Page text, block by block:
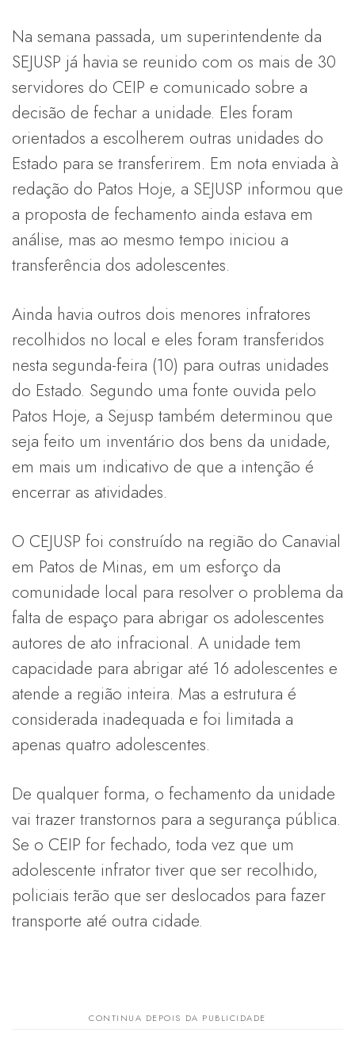
Na semana passada, um superintendente da
SEJUSP já havia se reunido com os mais de 30
servidores do CEIP e comunicado sobre a
decisão de fechar a unidade. Eles foram
orientados a escolherem outras unidades do
Estado para se transferirem. Em nota enviada à
redação do Patos Hoje, a SEJUSP informou que
a proposta de fechamento ainda estava em
análise, mas ao mesmo tempo iniciou a
transferência dos adolescentes.
Ainda havia outros dois menores infratores
recolhidos no local e eles foram transferidos
nesta segunda-feira (10) para outras unidades
do Estado. Segundo uma fonte ouvida pelo
Patos Hoje, a Sejusp também determinou que
seja feito um inventário dos bens da unidade,
em mais um indicativo de que a intenção é
encerrar as atividades.
O CEJUSP foi construído na região do Canavial
em Patos de Minas, em um esforço da
comunidade local para resolver o problema da
falta de espaço para abrigar os adolescentes
autores de ato infracional. A unidade tem
capacidade para abrigar até 16 adolescentes e
atende a região inteira. Mas a estrutura é
considerada inadequada e foi limitada a
apenas quatro adolescentes.
De qualquer forma, o fechamento da unidade
vai trazer transtornos para a segurança pública.
Se o CEIP for fechado, toda vez que um
adolescente infrator tiver que ser recolhido,
policiais terão que ser deslocados para fazer
transporte até outra cidade.